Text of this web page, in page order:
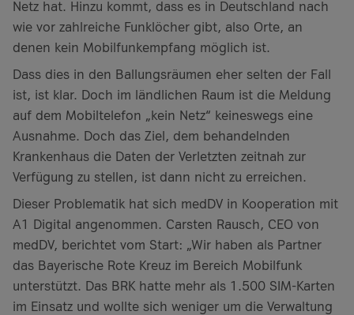
Netz hat. Hinzu kommt, dass es in Deutschland nach
wie vor zahlreiche Funklöcher gibt, also Orte, an
denen kein Mobilfunkempfang möglich ist.
Dass dies in den Ballungsräumen eher selten der Fall
ist, ist klar. Doch im ländlichen Raum ist die Meldung
auf dem Mobiltelefon „kein Netz“ keineswegs eine
Ausnahme. Doch das Ziel, dem behandelnden
Krankenhaus die Daten der Verletzten zeitnah zur
Verfügung zu stellen, ist dann nicht zu erreichen.
Dieser Problematik hat sich medDV in Kooperation mit
A1 Digital angenommen. Carsten Rausch, CEO von
medDV, berichtet vom Start: „Wir haben als Partner
das Bayerische Rote Kreuz im Bereich Mobilfunk
unterstützt. Das BRK hatte mehr als 1.500 SIM-Karten
im Einsatz und wollte sich weniger um die Verwaltung